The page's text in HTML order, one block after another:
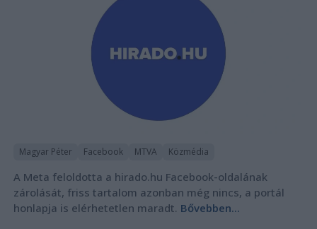
Magyar Péter Facebook MTVA Közmédia
A Meta feloldotta a hirado.hu Facebook-oldalának
zárolását, friss tartalom azonban még nincs, a portál
honlapja is elérhetetlen maradt. Bővebben...